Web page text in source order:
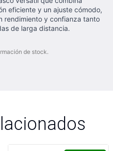
eficiente y un ajuste cómodo,
rendimiento y confianza tanto
de larga distancia.
de stock.